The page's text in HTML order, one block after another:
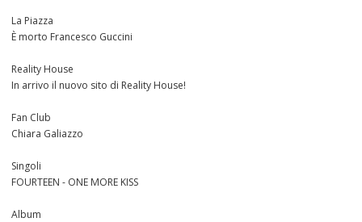
La Piazza
È morto Francesco Guccini
Reality House
In arrivo il nuovo sito di Reality House!
Fan Club
Chiara Galiazzo
Singoli
FOURTEEN - ONE MORE KISS
Album